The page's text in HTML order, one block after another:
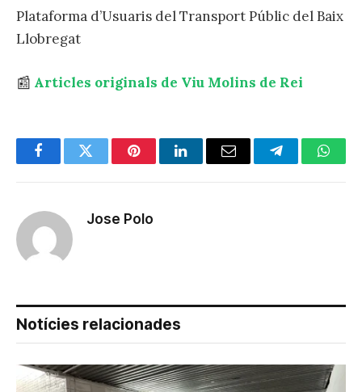
Plataforma d’Usuaris del Transport Públic del Baix
Llobregat
Articles originals de Viu Molins de Rei
FacebookTwitter PinterestLinkedInEmail Telegram
Jose Polo
Notícies relacionades